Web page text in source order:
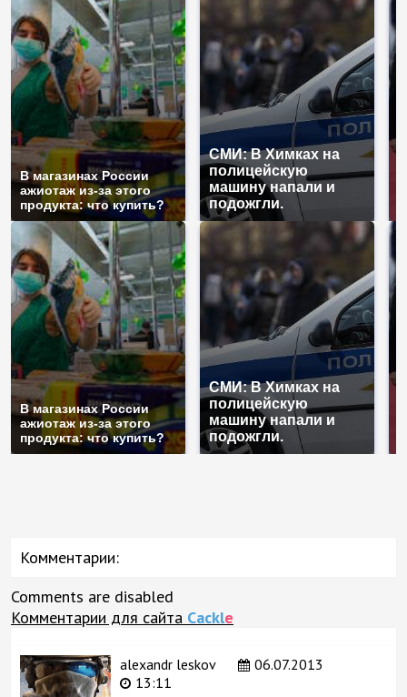
В магазинах России
ажиотаж из-за этого
продукта: что купить?
СМИ: В Химках на
полицейскую
машину напали и
подожгли.
В магазинах России
ажиотаж из-за этого
продукта: что купить?
СМИ: В Химках на
полицейскую
машину напали и
подожгли.
Комментарии:
Comments are disabled
Комментарии для сайта Cackle
alexandr leskov
06.07.2013
13:11